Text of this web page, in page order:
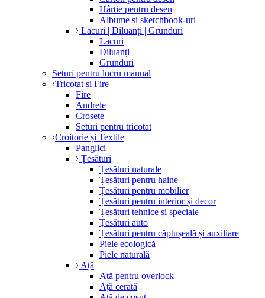
Hârtie pentru desen
Albume și sketchbook-uri
Lacuri | Diluanți | Grunduri
Lacuri
Diluanți
Grunduri
Seturi pentru lucru manual
Tricotat și Fire
Fire
Andrele
Croșete
Seturi pentru tricotat
Croitorie și Textile
Panglici
Țesături
Țesături naturale
Țesături pentru haine
Țesături pentru mobilier
Țesături pentru interior și decor
Țesături tehnice și speciale
Țesături auto
Țesături pentru căptușeală și auxiliare
Piele ecologică
Piele naturală
Ață
Ață pentru overlock
Ață cerată